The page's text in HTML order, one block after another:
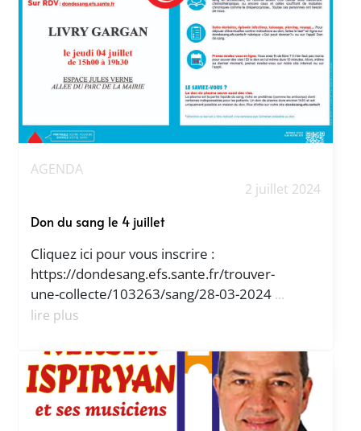
AGENDA
2 juillet 2024
Don du sang le 4 juillet
Cliquez ici pour vous inscrire :
https://dondesang.efs.sante.fr/trouver-
une-collecte/103263/sang/28-03-2024 ...
lire plus